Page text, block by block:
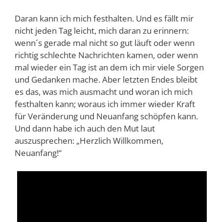
Daran kann ich mich festhalten. Und es fällt mir
nicht jeden Tag leicht, mich daran zu erinnern:
wenn´s gerade mal nicht so gut läuft oder wenn
richtig schlechte Nachrichten kamen, oder wenn
mal wieder ein Tag ist an dem ich mir viele Sorgen
und Gedanken mache. Aber letzten Endes bleibt
es das, was mich ausmacht und woran ich mich
festhalten kann; woraus ich immer wieder Kraft
für Veränderung und Neuanfang schöpfen kann.
Und dann habe ich auch den Mut laut
auszusprechen: „Herzlich Willkommen,
Neuanfang!“